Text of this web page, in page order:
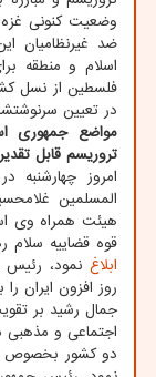
وضعیت کنونی غزه
ضد غیرنظامیان
اسلام و منطقه
فلسطین از نسل
در تعیین
مواضع جمهوری
تروریسم قابل
امروز
المسلمین
هیئت همراه وی
قوه قضاییه سلام
ابلاغ نمود، رئیس
روز افزون ایران
جمال رشید بر
اجتماعی و مذهبی
دو کشور بخصوص